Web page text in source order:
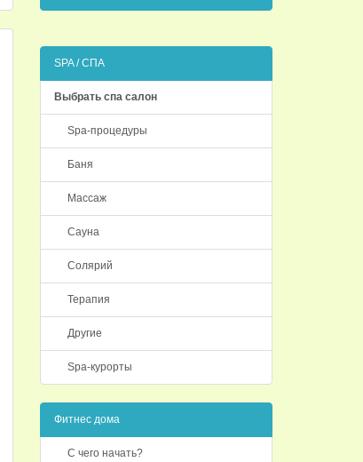
SPA / СПА
Выбрать спа салон
Spa-процедуры
Баня
Массаж
Сауна
Солярий
Терапия
Другие
Spa-курорты
Фитнес дома
С чего начать?